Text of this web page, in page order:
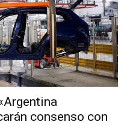
consenso con